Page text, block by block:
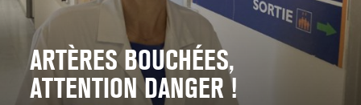
ARTÈRES BOUCHÉES,
ATTENTION DANGER !